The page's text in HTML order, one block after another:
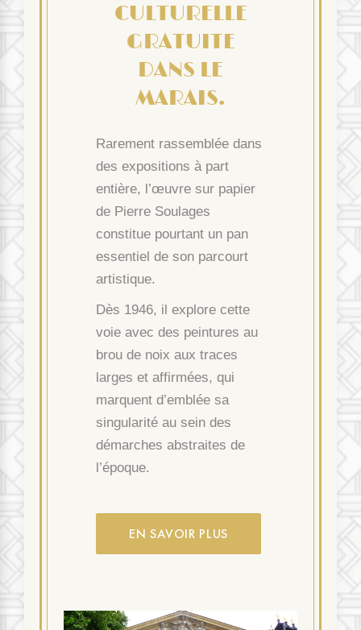
CULTURELLE
GRATUITE
DANS LE
MARAIS.
Rarement rassemblée dans
des expositions à part
entière, l’œuvre sur papier
de Pierre Soulages
constitue pourtant un pan
essentiel de son parcourt
artistique.
Dès 1946, il explore cette
voie avec des peintures au
brou de noix aux traces
larges et affirmées, qui
marquent d’emblée sa
singularité au sein des
démarches abstraites de
l’époque.
EN SAVOIR PLUS